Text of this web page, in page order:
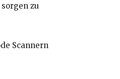
zu
Scannern